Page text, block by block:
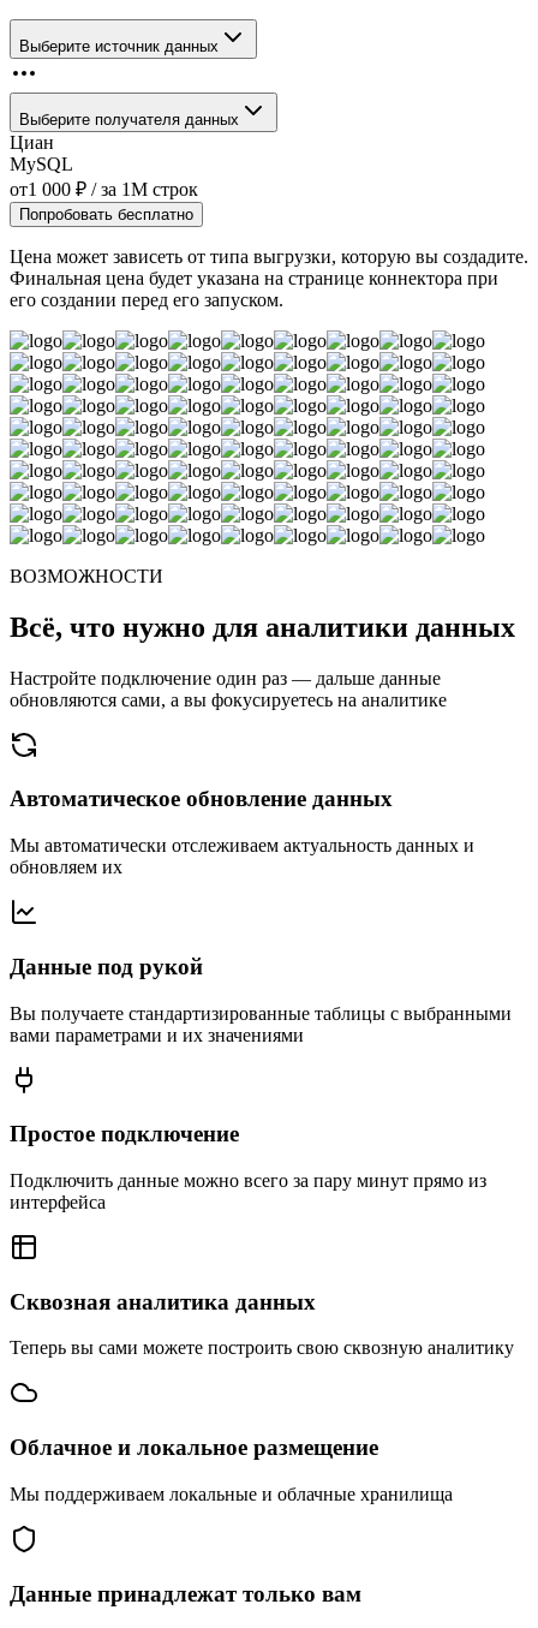
Выберите источник данных
Выберите получателя данных
Циан
MySQL
от1 000 ₽ / за 1M строк
Попробовать бесплатно
Цена может зависеть от типа выгрузки, которую вы создадите.
Финальная цена будет указана на странице коннектора при
его создании перед его запуском.
ВОЗМОЖНОСТИ
Всё, что нужно для аналитики данных
Настройте подключение один раз — дальше данные
обновляются сами, а вы фокусируетесь на аналитике
Автоматическое обновление данных
Мы автоматически отслеживаем актуальность данных и
обновляем их
Данные под рукой
Вы получаете стандартизированные таблицы с выбранными
вами параметрами и их значениями
Простое подключение
Подключить данные можно всего за пару минут прямо из
интерфейса
Сквозная аналитика данных
Теперь вы сами можете построить свою сквозную аналитику
Облачное и локальное размещение
Мы поддерживаем локальные и облачные хранилища
Данные принадлежат только вам